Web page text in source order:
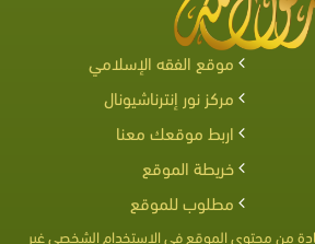
موقع الفقه الإسلامي
مركز نور إنترناشيونال
اربط موقعك معنا
خريطة الموقع
مطلوب للموقع
من محتوى الموقع فى الإستخدام الشخصى غير